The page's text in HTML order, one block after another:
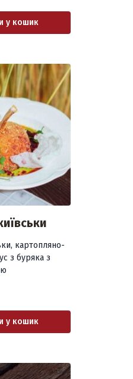
у кошик
картопляно-
з буряка з
у кошик